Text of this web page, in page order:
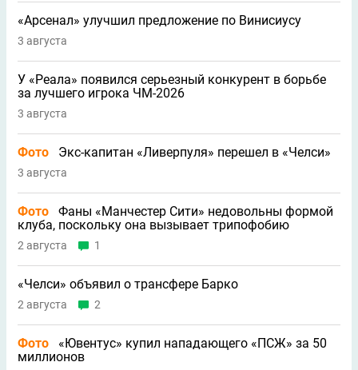
«Арсенал» улучшил предложение по Винисиусу
3 августа
У «Реала» появился серьезный конкурент в борьбе
за лучшего игрока ЧМ-2026
3 августа
Фото Экс-капитан «Ливерпуля» перешел в «Челси»
3 августа
Фото
Фаны «Манчестер Сити» недовольны формой
клуба, поскольку она вызывает трипофобию
2 августа 1
«Челси» объявил о трансфере Барко
2 августа 2
Фото
«Ювентус» купил нападающего «ПСЖ» за 50
миллионов